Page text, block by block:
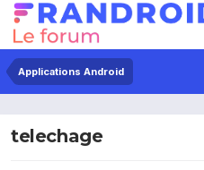
Applications Android
telechage